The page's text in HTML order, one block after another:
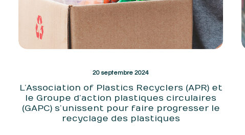
20 septembre 2024
L’Association of Plastics Recyclers (APR) et
le Groupe d’action plastiques circulaires
(GAPC) s’unissent pour faire progresser le
recyclage des plastiques